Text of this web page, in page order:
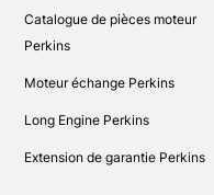
Catalogue de pièces moteur
Perkins
Moteur échange Perkins
Long Engine Perkins
Extension de garantie Perkins